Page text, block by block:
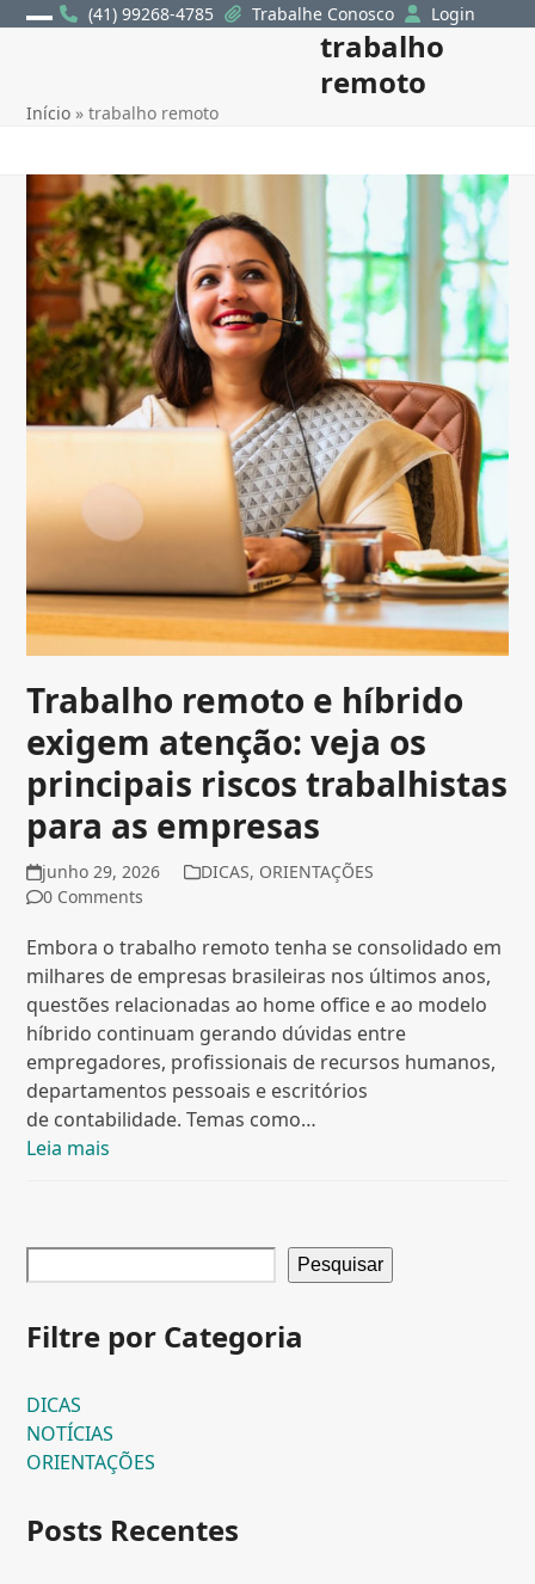
Skip
(41) 99268-4785 Trabalhe Conosco Login
menu
menu
trabalho
remoto
Início »trabalho remoto
Trabalho remoto e híbrido
exigem atenção: veja os
principais riscos trabalhistas
para as empresas
junho 29, 2026 DICAS, ORIENTAÇÕES
0 Comments
Embora o trabalho remoto tenha se consolidado em
milhares de empresas brasileiras nos últimos anos,
questões relacionadas ao home office e ao modelo
híbrido continuam gerando dúvidas entre
empregadores, profissionais de recursos humanos,
departamentos pessoais e escritórios
de contabilidade. Temas como…
Leia mais
Pesquisar
Filtre por Categoria
DICAS
NOTÍCIAS
ORIENTAÇÕES
Posts Recentes